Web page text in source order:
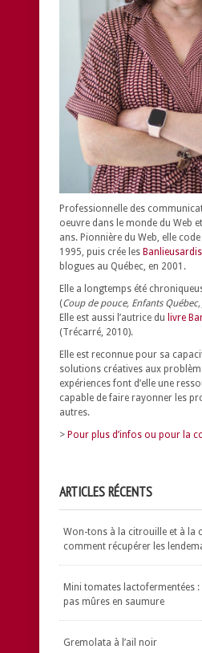
Professionnelle des
oeuvre dans le monde du Web
ans. Pionnière du Web, elle
1995, puis crée les
blogues au Québec, en 2001.
Elle a longtemps été
(Coup de pouce, Enfants
Elle est aussi l’autrice du livre
(Trécarré, 2010).
Elle est reconnue pour sa
solutions créatives aux
expériences font d’elle une
capable de faire rayonner les
autres.
> Pour plus d’infos ou pour la
ARTICLES RÉCENTS
Won-tons à la citrouille et à la
comment récupérer les
Mini tomates lactofermentées :
pas mûres en saumure
Gremolata à l’ail noir